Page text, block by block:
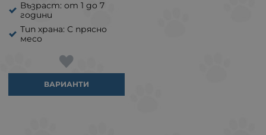
Възраст: от 1 до 7
години
Тип храна: С прясно
месо
ВАРИАНТИ